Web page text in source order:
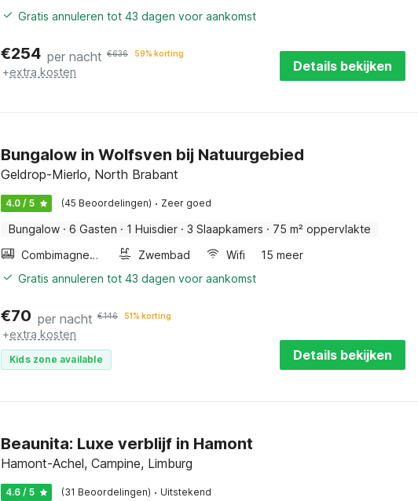
Gratis annuleren tot 43 dagen voor aankomst
€254 per nacht €636 59% korting
+extra kosten Details bekijken
Bungalow in Wolfsven bij Natuurgebied
Geldrop-Mierlo, North Brabant
4.0 / 5 (45 Beoordelingen) · Zeer goed
Bungalow · 6 Gasten · 1 Huisdier · 3 Slaapkamers · 75 m² oppervlakte
Combimagnetron
Zwembad Wifi
15 meer
Gratis annuleren tot 43 dagen voor aankomst
€70 per nacht €146 51% korting
+extra kosten
Kids zone available Details bekijken
Beaunita: Luxe verblijf in Hamont
Hamont-Achel, Campine, Limburg
4.6 / 5 (31 Beoordelingen) · Uitstekend